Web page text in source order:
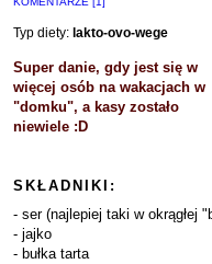
Typ diety: lakto-ovo-wege
Super danie, gdy jest się w
więcej osób na wakacjach w
"domku", a kasy zostało
niewiele :D
SKŁADNIKI:
- ser (najlepiej taki w okrągłej
- jajko
- bułka tarta